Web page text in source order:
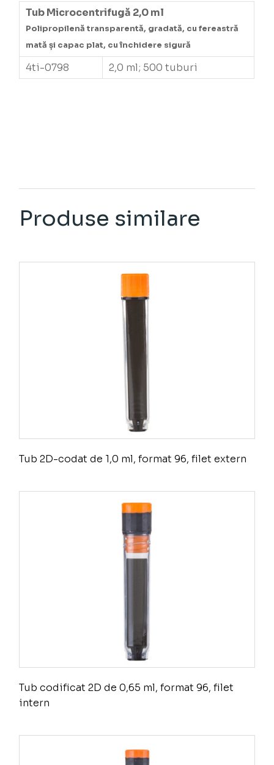
Tub Microcentrifugă 2,0 ml
Polipropilenă transparentă, gradată, cu fereastră
mată și capac plat, cu închidere sigură
4ti-0798 2,0 ml; 500 tuburi
Produse similare
Tub 2D-codat de 1,0 ml, format 96, filet extern
Tub codificat 2D de 0,65 ml, format 96, filet
intern